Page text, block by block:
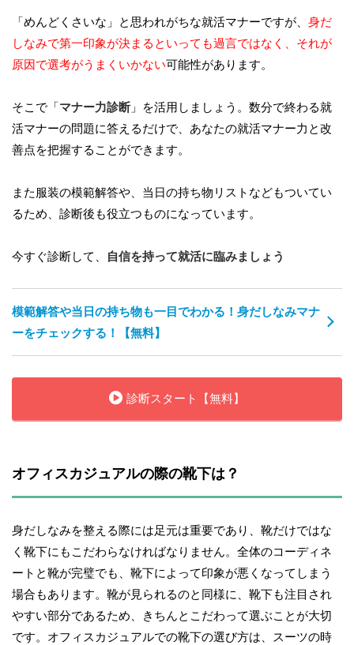
「めんどくさいな」と思われがちな就活マナーですが、 身だ
しなみで第一印象が決まるといっても過言ではなく、それが
原因で選考がうまくいかない可能性があります。
そこで「マナー力診断」を活用しましょう。数分で終わる就
活マナーの問題に答えるだけで、あなたの就活マナー力と改
善点を把握することができます。
また服装の模範解答や、当日の持ち物リストなどもついてい
るため、診断後も役立つものになっています。
今すぐ診断して、 自信を持って就活に臨みましょう
模範解答や当日の持ち物も一目でわかる！身だしなみマナ
ーをチェックする！【無料】
診断スタート【無料】
オフィスカジュアルの際の靴下は？
身だしなみを整える際には足元は重要であり、靴だけではな
く靴下にもこだわらなければなりません。全体のコーディネ
ートと靴が完璧でも、靴下によって印象が悪くなってしまう
場合もあります。靴が見られるのと同様に、靴下も注目され
やすい部分であるため、きちんとこだわって選ぶことが大切
です。オフィスカジュアルでの靴下の選び方は、スーツの時